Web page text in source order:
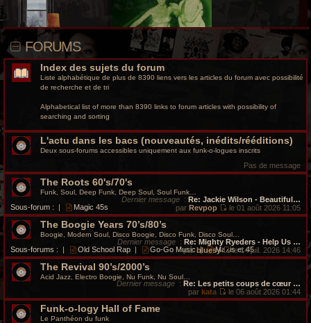
o
o
v
FORUMS
Index des sujets du forum
Liste alphabétique de plus de 8390 liens vers les articles du forum avec possibilité
de recherche et de tri
Alphabetical list of more than 8390 links to forum articles with possibility of
searching and sorting
L'actu dans les bacs (nouveautés, inédits/rééditions)
Deux sous-forums accessibles uniquement aux funk-o-logues inscrits
Pas de message
The Roots 60's/70's
Funk, Soul, Deep Funk, Deep Soul, Soul Funk…
Sous-forum : | Magic 45s
Dernier message : Re: Jackie Wilson - Beautiful…
par Revpop
V
r
l
e
r
n
i
le 01 août 2026 11:05
The Boogie Years 70’s/80’s
Boogie, Modern Soul, Disco Boogie, Disco Funk, Disco Soul…
Sous-forums : | Old School Rap | Go-Go Music | Maxis et 45
Dernier message : Re: Mighty Ryeders - Help Us …
parbluesy
V
r
l
e
le 14 juil. 2026 14:46
The Revival 90’s/2000’s
Acid Jazz, Electro Boogie, Nu Funk, Nu Soul…
Dernier message : Re: Les petits coups de cœur …
par kata
V
le 06 août 2026 01:44
Funk-o-logy Hall of Fame
Le Panthéon du funk